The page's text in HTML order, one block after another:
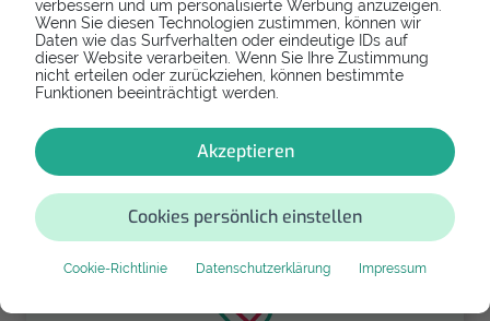
verbessern und um personalisierte Werbung anzuzeigen.
Wenn Sie diesen Technologien zustimmen, können wir
Daten wie das Surfverhalten oder eindeutige IDs auf
dieser Website verarbeiten. Wenn Sie Ihre Zustimmung
nicht erteilen oder zurückziehen, können bestimmte
Funktionen beeinträchtigt werden.
Akzeptieren
Cookies persönlich einstellen
Cookie-Richtlinie Datenschutzerklärung Impressum
Refurbishtes/Neues Samsung Galaxy
A5 (2017)
Falls Dein Samsung Galaxy A5 (2017) zu kaputt
ist und Du Dich an Dein Gerät gewöhnt hast, dann
derselben Reihe.